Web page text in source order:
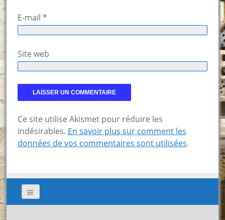
E-mail *
Site web
Ce site utilise Akismet pour réduire les
indésirables. En savoir plus sur comment les
données de vos commentaires sont utilisées.